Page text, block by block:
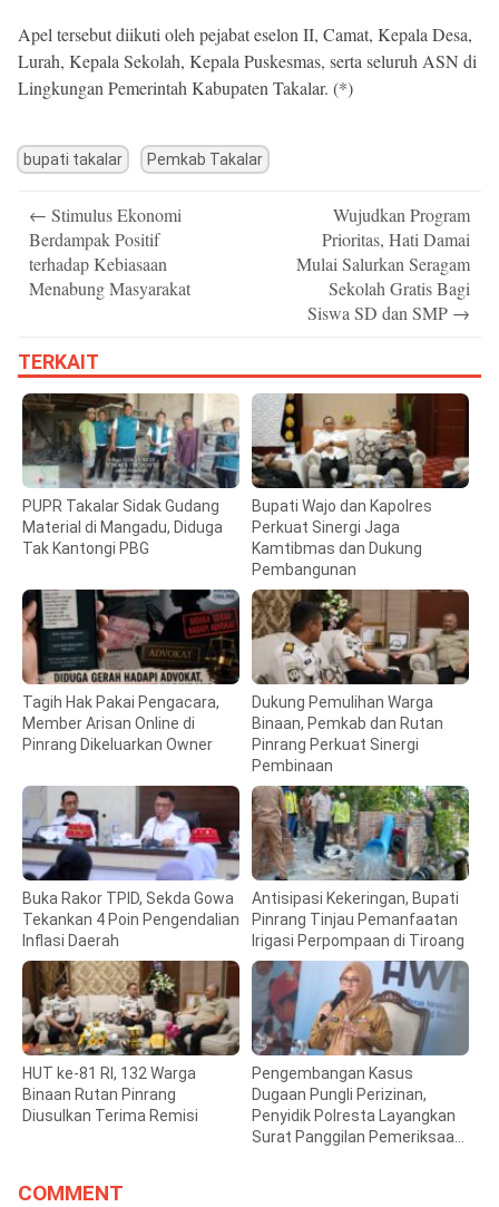
Apel tersebut diikuti oleh pejabat eselon II, Camat, Kepala Desa,
Lurah, Kepala Sekolah, Kepala Puskesmas, serta seluruh ASN di
Lingkungan Pemerintah Kabupaten Takalar. (*)
bupati takalar Pemkab Takalar
navigation
← Stimulus Ekonomi
Berdampak Positif
terhadap Kebiasaan
Menabung Masyarakat
Wujudkan Program
Prioritas, Hati Damai
Mulai Salurkan Seragam
Sekolah Gratis Bagi
Siswa SD dan SMP →
TERKAIT
PUPR Takalar Sidak Gudang
Material di Mangadu, Diduga
Tak Kantongi PBG
Bupati Wajo dan Kapolres
Perkuat Sinergi Jaga
Kamtibmas dan Dukung
Pembangunan
Tagih Hak Pakai Pengacara,
Member Arisan Online di
Pinrang Dikeluarkan Owner
Dukung Pemulihan Warga
Binaan, Pemkab dan Rutan
Pinrang Perkuat Sinergi
Pembinaan
Buka Rakor TPID, Sekda Gowa
Tekankan 4 Poin Pengendalian
Inflasi Daerah
Antisipasi Kekeringan, Bupati
Pinrang Tinjau Pemanfaatan
Irigasi Perpompaan di Tiroang
HUT ke-81 RI, 132 Warga
Binaan Rutan Pinrang
Diusulkan Terima Remisi
Pengembangan Kasus
Dugaan Pungli Perizinan,
Penyidik Polresta Layangkan
Surat Panggilan Pemeriksaan
COMMENT